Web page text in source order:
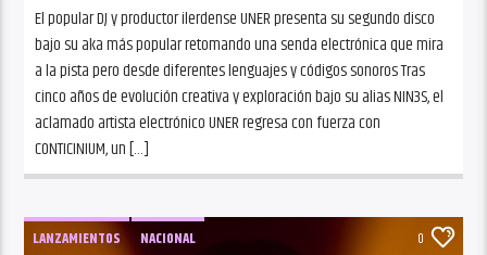
El popular DJ y productor ilerdense UNER presenta su segundo disco
bajo su aka más popular retomando una senda electrónica que mira
a la pista pero desde diferentes lenguajes y códigos sonoros Tras
cinco años de evolución creativa y exploración bajo su alias NIN3S, el
aclamado artista electrónico UNER regresa con fuerza con
CONTICINIUM, un […]
LANZAMIENTOS NACIONAL 0